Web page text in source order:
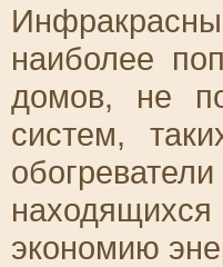
наиболее
домов, не
систем,
экономию